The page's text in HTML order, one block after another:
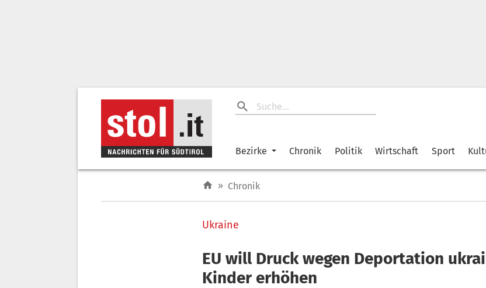
Bezirke Chronik Politik Wirtschaft Sport
» Chronik
Ukraine
EU will Druck wegen Deportation
Kinder erhöhen